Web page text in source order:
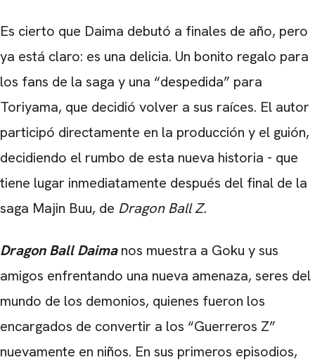
Es cierto que Daima debutó a finales de año, pero
ya está claro: es una delicia. Un bonito regalo para
los fans de la saga y una “despedida” para
Toriyama, que decidió volver a sus raíces. El autor
participó directamente en la producción y el guión,
decidiendo el rumbo de esta nueva historia - que
tiene lugar inmediatamente después del final de la
saga Majin Buu, de Dragon Ball Z.
Dragon Ball Daimanos muestra a Goku y sus
amigos enfrentando una nueva amenaza, seres del
mundo de los demonios, quienes fueron los
encargados de convertir a los “Guerreros Z”
nuevamente en niños. En sus primeros episodios,